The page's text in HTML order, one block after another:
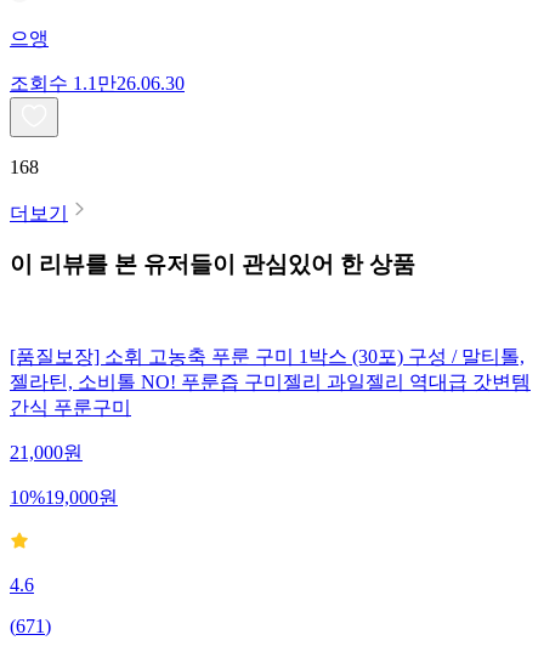
으앵
조회수 1.1만26.06.30
168
더보기
이 리뷰를 본 유저들이 관심있어 한 상품
[품질보장] 소휘 고농축 푸룬 구미 1박스 (30포) 구성 / 말티톨,
젤라틴, 소비톨 NO! 푸룬즙 구미젤리 과일젤리 역대급 갓변템
간식 푸룬구미
21,000원
10%19,000원
4.6
(671)